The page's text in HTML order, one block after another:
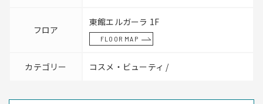
フロア
東館エルガーラ 1F
FLOOR MAP
カテゴリー コスメ・ビューティ /